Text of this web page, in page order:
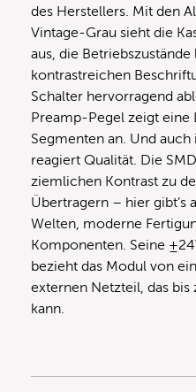
des Herstellers. Mit den
Vintage-Grau sieht die
aus, die
kontrastreichen
Schalter hervorragend
Preamp-Pegel zeigt eine
Segmenten an. Und
reagiert Qualität. Die
ziemlichen Kontrast zu
Übertragern – hier gibt’s
Welten, moderne
Komponenten. Seine
bezieht das Modul von
externen Netzteil, das bis
kann.